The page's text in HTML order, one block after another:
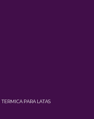
TERMICA PARA LATAS